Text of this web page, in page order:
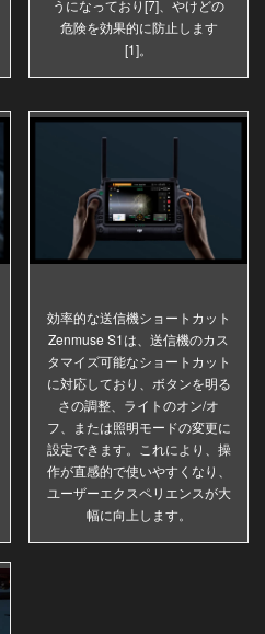
うになっており[7]、やけどの
危険を効果的に防止します
[1]。
効率的な送信機ショートカット
Zenmuse S1は、送信機のカス
タマイズ可能なショートカット
に対応しており、ボタンを明る
さの調整、ライトのオン/オ
フ、または照明モードの変更に
設定できます。これにより、操
作が直感的で使いやすくなり、
ユーザーエクスペリエンスが大
幅に向上します。